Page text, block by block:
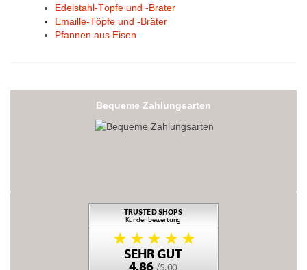
Edelstahl-Töpfe und -Bräter
Emaille-Töpfe und -Bräter
Pfannen aus Eisen
Bequeme Zahlungsarten